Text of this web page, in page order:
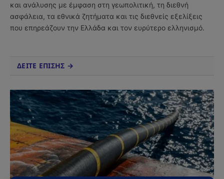
και ανάλυσης με έμφαση στη γεωπολιτική, τη διεθνή
ασφάλεια, τα εθνικά ζητήματα και τις διεθνείς εξελίξεις
που επηρεάζουν την Ελλάδα και τον ευρύτερο ελληνισμό.
ΔΕΙΤΕ ΕΠΙΣΗΣ →